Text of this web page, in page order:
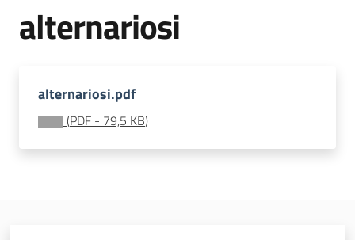
Sorveglianza
Difesa
sostenibile
alternariosi
alternariosi.pdf
(PDF - 79,5 KB)